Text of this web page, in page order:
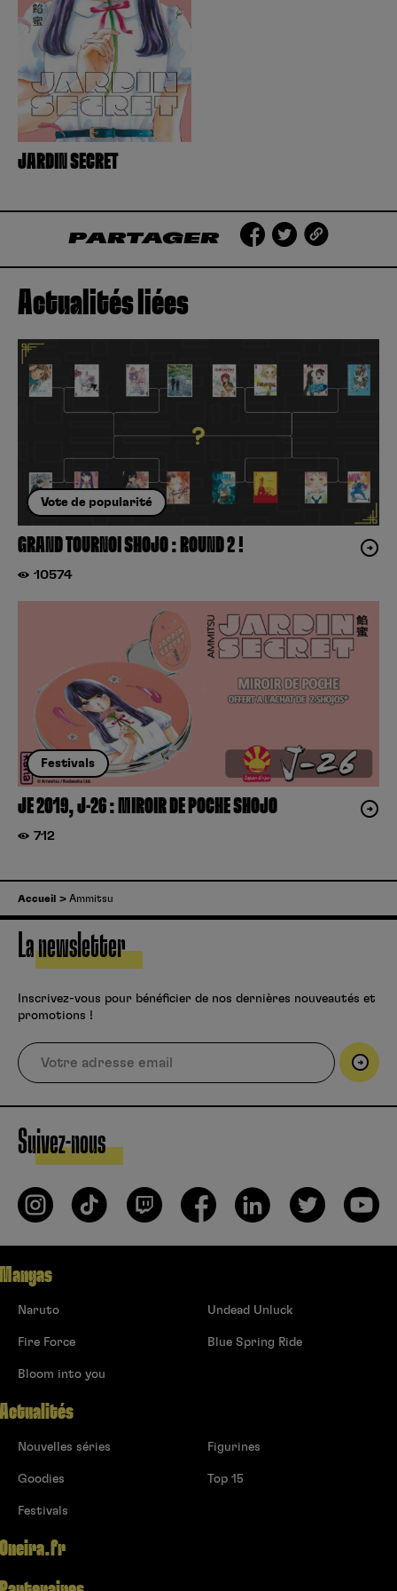
JARDIN SECRET
PARTAGER
Actualités liées
Vote de popularité
GRAND TOURNOI SHOJO : ROUND 2 !
10574
Festivals
JE 2019, J-26 : MIROIR DE POCHE SHOJO
712
Accueil Ammitsu
La newsletter
Inscrivez-vous pour bénéficier de nos dernières nouveautés et
promotions !
Suivez-nous
Mangas
Naruto
Fire Force
Bloom into you
Undead Unluck
Blue Spring Ride
Actualités
Nouvelles séries
Goodies
Festivals
Figurines
Top 15
Oneira.fr
Se connecter
Hunter x Hunter
Fire Force
Black Butler